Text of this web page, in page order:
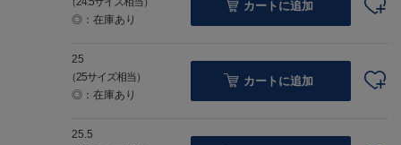
◎：在庫あり
カートに追加
25
（25サイズ相当）
◎：在庫あり
カートに追加
25.5